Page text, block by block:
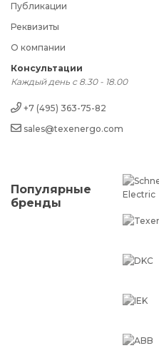
Публикации
Реквизиты
О компании
Консультации
Каждый день с 8.30 - 18.00
+7 (495) 363-75-82
sales@texenergo.com
Популярные
бренды